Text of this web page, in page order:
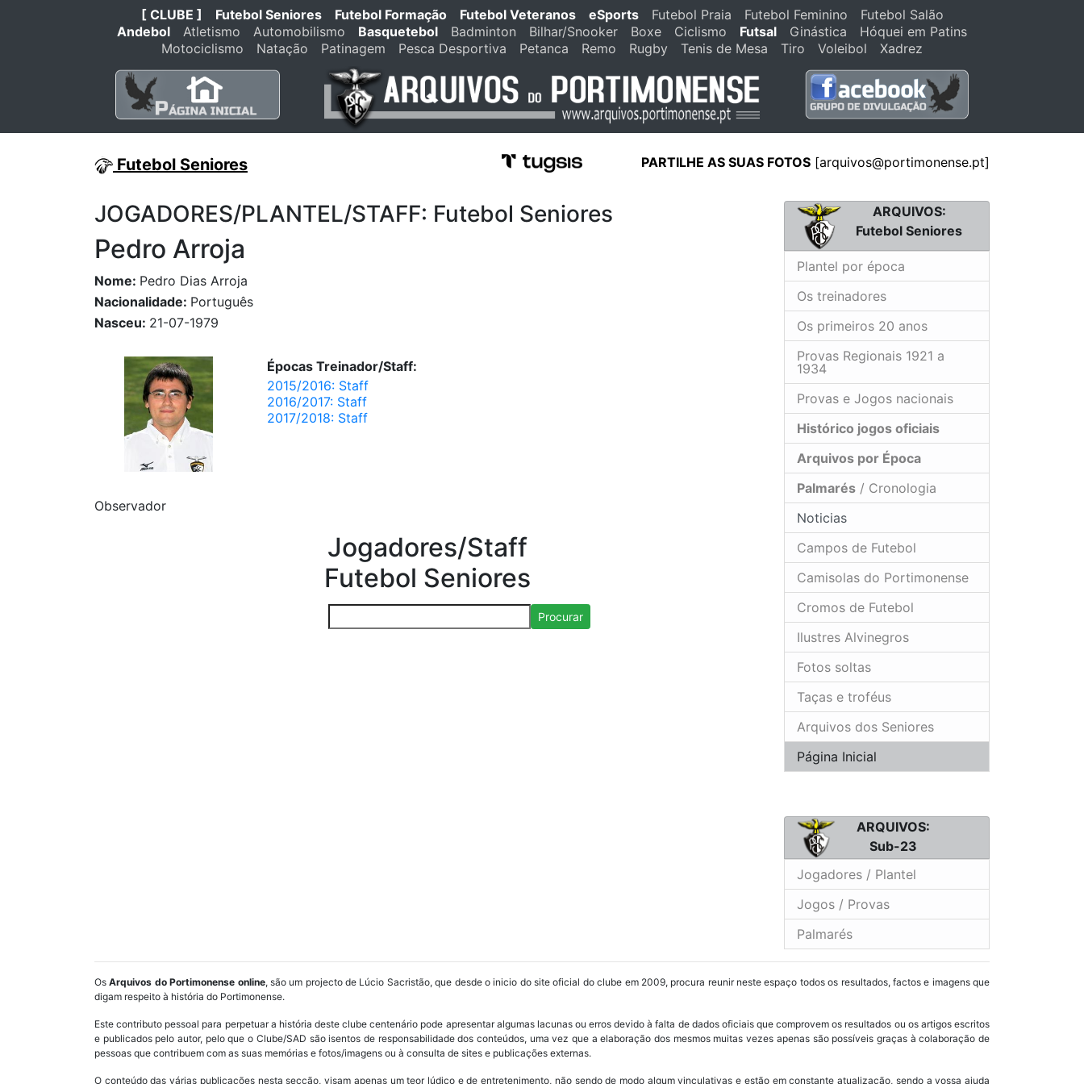
[ CLUBE ] Futebol Seniores Futebol Formação Futebol Veteranos eSports Futebol Praia Futebol Feminino
Futebol Salão
Andebol
Atletismo Automobilismo Basquetebol Badminton Bilhar/Snooker Boxe Ciclismo Futsal Ginástica
Hóquei em Patins
Motociclismo
Natação Patinagem Pesca Desportiva Petanca Remo Rugby Tenis de Mesa Tiro Voleibol Xadrez
Futebol Seniores PARTILHE AS SUAS FOTOS [arquivos@portimonense.pt]
JOGADORES/PLANTEL/STAFF: Futebol Seniores
Pedro Arroja
Nome: Pedro Dias Arroja
Nacionalidade: Português
Nasceu: 21-07-1979
Épocas Treinador/Staff:
2015/2016: Staff
2016/2017: Staff
2017/2018: Staff
Observador
Jogadores/Staff
Futebol Seniores
Procurar
ARQUIVOS:
Futebol Seniores
Plantel por época
Os treinadores
Os primeiros 20 anos
Provas Regionais 1921 a
1934
Provas e Jogos nacionais
Histórico jogos oficiais
Arquivos por Época
Palmarés / Cronologia
Noticias
Campos de Futebol
Camisolas do Portimonense
Cromos de Futebol
Ilustres Alvinegros
Fotos soltas
Taças e troféus
Arquivos dos Seniores
Página Inicial
ARQUIVOS:
Sub-23
Jogadores / Plantel
Jogos / Provas
Palmarés
OsArquivos do Portimonense online, são um projecto de Lúcio Sacristão, que desde o inicio do site oficial do clube em 2009, procura reunir neste espaço todos os resultados, factos e imagens que
digam respeito à história do Portimonense.
Este contributo pessoal para perpetuar a história deste clube centenário pode apresentar algumas lacunas ou erros devido à falta de dados oficiais que comprovem os resultados ou os artigos escritos
e publicados pelo autor, pelo que o Clube/SAD são isentos de responsabilidade dos conteúdos, uma vez que a elaboração dos mesmos muitas vezes apenas são possíveis graças à colaboração de
pessoas que contribuem com as suas memórias e fotos/imagens ou à consulta de sites e publicações externas.
O conteúdo das várias publicações nesta secção, visam apenas um teor lúdico e de entretenimento, não sendo de modo algum vinculativas e estão em constante atualização, sendo a vossa ajuda